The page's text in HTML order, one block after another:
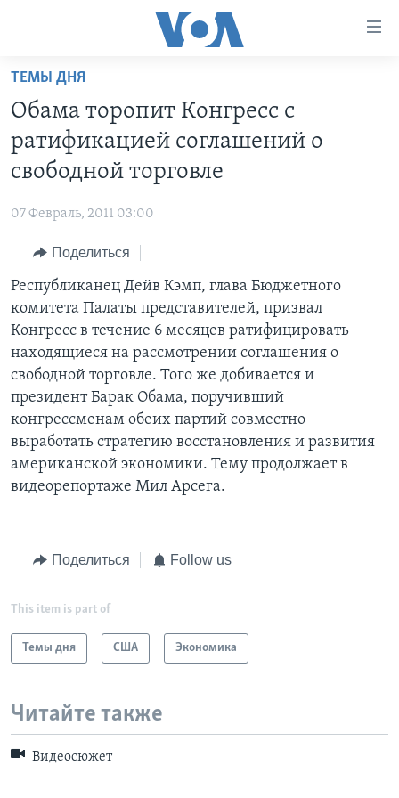
Перейти
основной
контент
Перейти
основной
навигации
Перейти
поиск
ГЛАВНОЕ
ПРОГРАММЫ
АМЕРИКА
ИТОГИ
ПОЧЕМУ ЭТО ВАЖНО?
ДИСКУССИЯ VOA
НЬЮ-ЙОРК NEW YORK
АМЕРИКА. БОЛЬШОЕ ПУТЕШЕСТВИЕ
ПРОЕКТЫ
НАША АМЕРИКАНСКАЯ ИСТОРИЯ
А КАК В АМЕРИКЕ?
АРТЕФАКТЫ
АМЕРИКАНСКИЕ ГОРОДКИ
ТЕСТЫ
ИНТЕРВЬЮ
ФАКТЫ ПРОТИВ ФЕЙКОВ
ЗА СВОБОДУ ПРЕССЫ
УЧИМ АНГЛИЙСКИЙ
ВИДЕО
ПОДПИСКА НА НОВОСТИ
Learning English
Языки
ТЕМЫ ДНЯ
Обама торопит Конгресс с
ратификацией соглашений о
свободной торговле
07 Февраль, 2011 03:00
Поделиться
Республиканец Дейв Кэмп, глава Бюджетного
комитета Палаты представителей, призвал
Конгресс в течение 6 месяцев ратифицировать
находящиеся на рассмотрении соглашения о
свободной торговле. Того же добивается и
президент Барак Обама, поручивший
конгрессменам обеих партий совместно
выработать стратегию восстановления и развития
американской экономики. Тему продолжает в
видеорепортаже Мил Арсега.
Поделиться Follow us
This item is part of
Темы дня США Экономика
Читайте также
Видеосюжет